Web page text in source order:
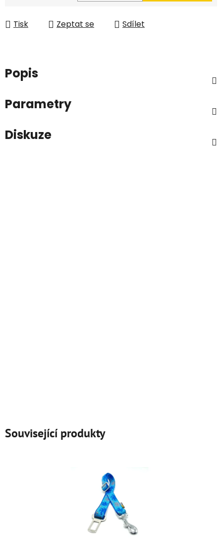
Tisk Zeptat se Sdílet
Popis
Parametry
Diskuze
Související produkty